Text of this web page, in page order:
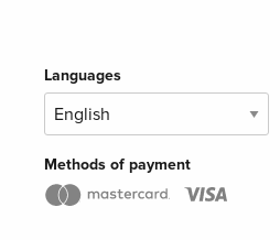
Languages
Methods of payment